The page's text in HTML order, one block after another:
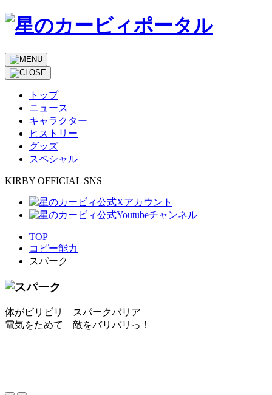
トップ
ニュース
キャラクター
ヒストリー
グッズ
スペシャル
KIRBY OFFICIAL SNS
TOP
コピー能力
スパーク
体がビリビリ スパークバリア
電気をためて 敵をバリバリっ！